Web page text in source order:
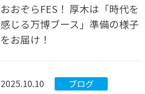
おおぞらFES！ 厚木は「時代を
感じる万博ブース」準備の様子
をお届け！
2025.10.10 ブログ